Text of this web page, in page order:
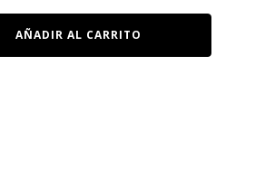
AÑADIR AL CARRITO